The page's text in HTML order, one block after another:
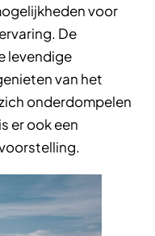
voor
De
levendige
van het
onderdompelen
er ook een